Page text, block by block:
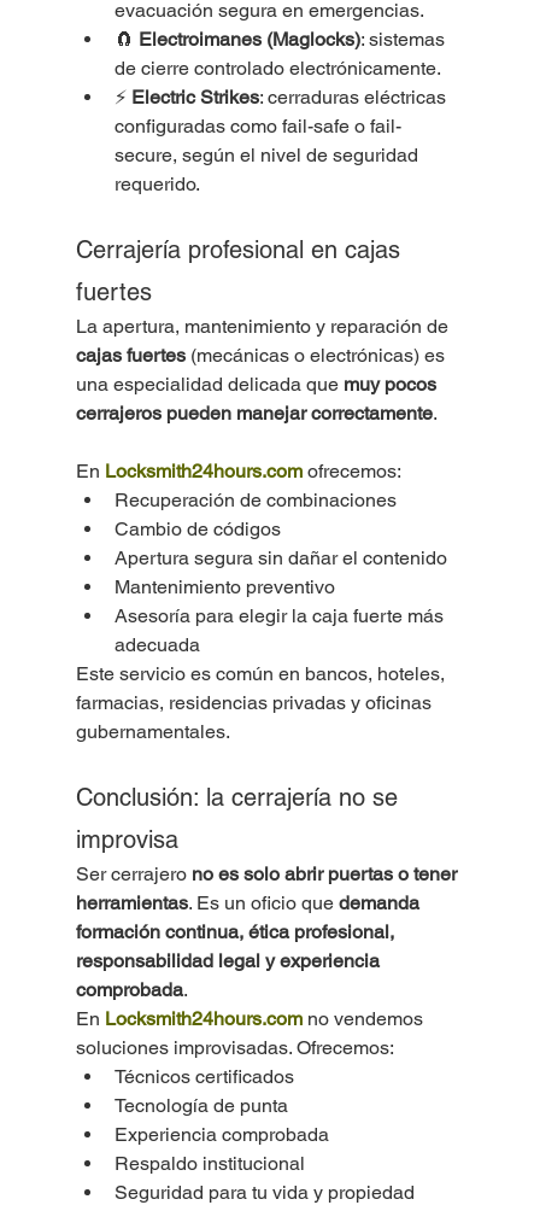
evacuación segura en emergencias.
🧲 Electroimanes (Maglocks): sistemas
de cierre controlado electrónicamente.
⚡ Electric Strikes: cerraduras eléctricas
configuradas como fail-safe o fail-
secure, según el nivel de seguridad
requerido.
Cerrajería profesional en cajas
fuertes
La apertura, mantenimiento y reparación de
cajas fuertes (mecánicas o electrónicas) es
una especialidad delicada que muy pocos
cerrajeros pueden manejar correctamente.
En Locksmith24hours.com ofrecemos:
Recuperación de combinaciones
Cambio de códigos
Apertura segura sin dañar el contenido
Mantenimiento preventivo
Asesoría para elegir la caja fuerte más
adecuada
Este servicio es común en bancos, hoteles,
farmacias, residencias privadas y oficinas
gubernamentales.
Conclusión: la cerrajería no se
improvisa
Ser cerrajero no es solo abrir puertas o tener
herramientas. Es un oficio que demanda
formación continua, ética profesional,
responsabilidad legal y experiencia
comprobada.
En Locksmith24hours.com no vendemos
soluciones improvisadas. Ofrecemos:
Técnicos certificados
Tecnología de punta
Experiencia comprobada
Respaldo institucional
Seguridad para tu vida y propiedad